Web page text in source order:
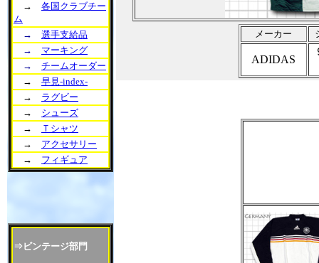
→ 各国クラブチー
ム
→ 選手支給品
→ マーキング
→ チームオーダー
→ 早見-index-
→ ラグビー
→ シューズ
→
Ｔシャツ
→ アクセサリー
→ フィギュア
⇒ビンテージ部門
メーカー
ADIDAS